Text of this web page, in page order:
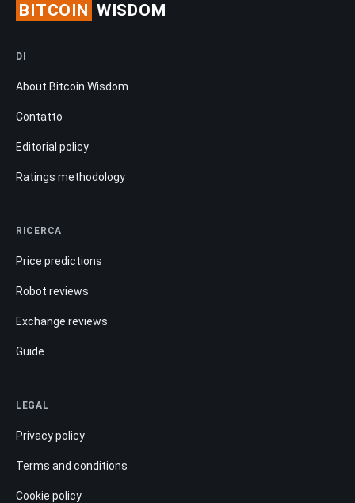
BITCOIN WISDOM
DI
About Bitcoin Wisdom
Contatto
Editorial policy
Ratings methodology
RICERCA
Price predictions
Robot reviews
Exchange reviews
Guide
LEGAL
Privacy policy
Terms and conditions
Cookie policy